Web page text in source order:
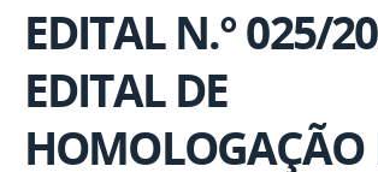
EDITAL N.° 025/
EDITAL DE
HOMOLOGAÇÃO